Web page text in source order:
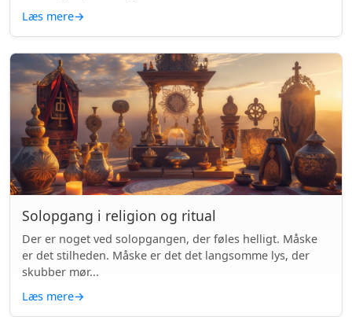
Læs mere→
Solopgang i religion og ritual
Der er noget ved solopgangen, der føles helligt. Måske
er det stilheden. Måske er det det langsomme lys, der
skubber mør...
Læs mere→